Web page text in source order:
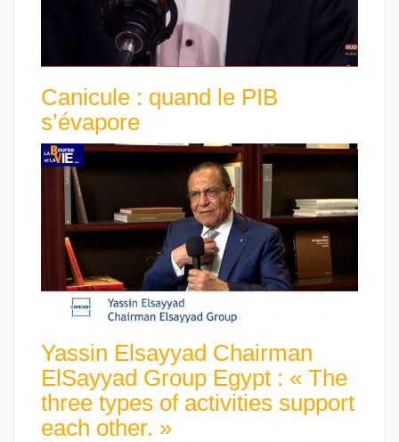
Canicule : quand le PIB
s’évapore
Yassin Elsayyad Chairman
ElSayyad Group Egypt : « The
three types of activities support
each other. »